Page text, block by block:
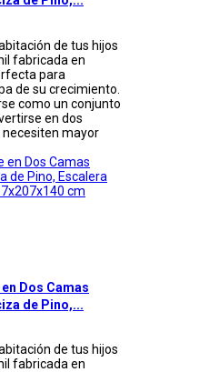
de tus hijos
fabricada en
para
de su crecimiento.
como un conjunto
en dos
mayor
Dos Camas
de Pino,...
de tus hijos
fabricada en